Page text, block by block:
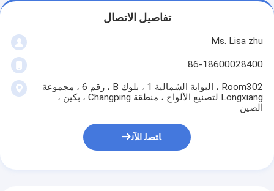
تفاصيل الاتصال
Ms. Lisa zhu
86-18600028400
Room302 ، البوابة الشمالية 1 ، بلوك B ، رقم 6 ، مجموعة
Longxiang لتصنيع الألواح ، منطقة Changping ، بكين ،
الصين
ﺎﺘﺼﻟ ﺍﻶﻧ